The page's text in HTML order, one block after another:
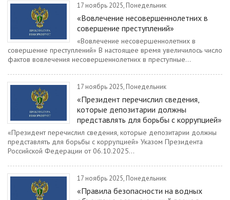
17 ноябрь 2025, Понедельник
«Вовлечение несовершеннолетних в
совершение преступлений»
«Вовлечение несовершеннолетних в
совершение преступлений» В настоящее время увеличилось число
фактов вовлечения несовершеннолетних в преступные...
17 ноябрь 2025, Понедельник
«Президент перечислил сведения,
которые депозитарии должны
представлять для борьбы с коррупцией»
«Президент перечислил сведения, которые депозитарии должны
представлять для борьбы с коррупцией» Указом Президента
Российской Федерации от 06.10.2025...
17 ноябрь 2025, Понедельник
«Правила безопасности на водных